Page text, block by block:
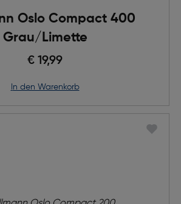
Oslo Compact 400
Grau/Limette
€ 19,99
in den Warenkorb